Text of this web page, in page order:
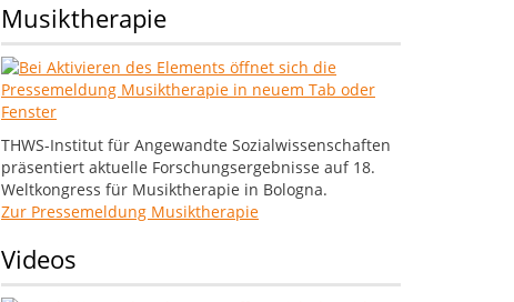
Musiktherapie
THWS-Institut für Angewandte Sozialwissenschaften
präsentiert aktuelle Forschungsergebnisse auf 18.
Weltkongress für Musiktherapie in Bologna.
Zur Pressemeldung Musiktherapie
Videos